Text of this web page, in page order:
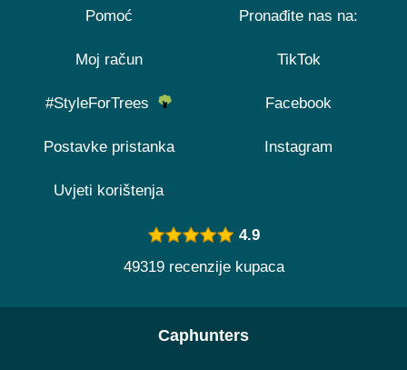
Pomoć
Moj račun
#StyleForTrees
Postavke pristanka
Uvjeti korištenja
Pronađite nas na:
TikTok
Facebook
Instagram
4.9
49319 recenzije kupaca
Caphunters